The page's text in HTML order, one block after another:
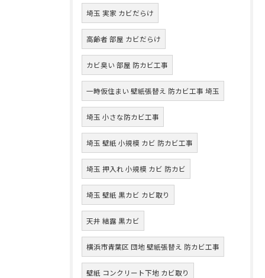
埼玉 実家 カビだらけ
高齢者 部屋 カビだらけ
カビ臭い 部屋 防カビ工事
一時仮住まい 壁紙張替え 防カビ工事 埼玉
埼玉 小さな防カビ工事
埼玉 壁紙 小規模 カビ 防カビ工事
埼玉 押入れ 小規模 カビ 防カビ
埼玉 壁紙 黒カビ カビ取り
天井 結露 黒カビ
横浜市青葉区 団地 壁紙張替え 防カビ工事
壁紙 コンクリート下地 カビ取り